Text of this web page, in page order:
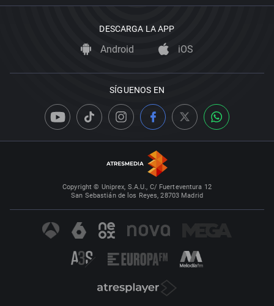
DESCARGA LA APP
Android iOS
SÍGUENOS EN
Copyright © Uniprex, S.A.U., C/ Fuerteventura 12
San Sebastián de los Reyes, 28703 Madrid